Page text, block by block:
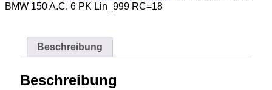
BMW 150 A.C. 6 PK Lin_999 RC=18
Beschreibung
Beschreibung